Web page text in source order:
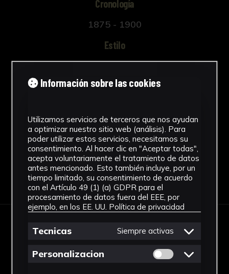
Cronología
1875 - 1900
Estilo
Neorrenacimiento
Técnica
Ver más
Descargar Ficha
IMÁGENES
Información sobre las cookies
Utilizamos servicios de terceros que nos ayudan
a optimizar nuestro sitio web (análisis). Para
poder utilizar estos servicios, necesitamos su
consentimiento. Al hacer clic en "Aceptar todas",
acepta voluntariamente el tratamiento de datos
antes mencionado. Esto también incluye, por un
tiempo limitado, su consentimiento de acuerdo
con el Artículo 49 (1) (a) GDPR para el
procesamiento de datos fuera del EEE, por
ejemplo, en los EE. UU. Política de privacidad
Tecnicas Siempre activas
Personalizacion Permitir cookies